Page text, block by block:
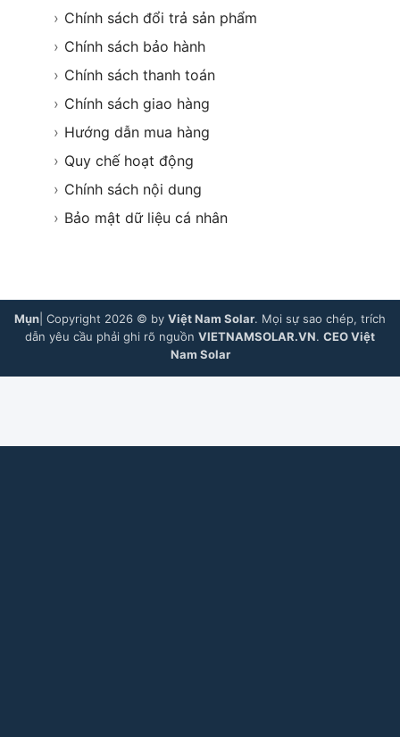
› Chính sách đổi trả sản phẩm
› Chính sách bảo hành
› Chính sách thanh toán
› Chính sách giao hàng
› Hướng dẫn mua hàng
› Quy chế hoạt động
› Chính sách nội dung
› Bảo mật dữ liệu cá nhân
Mụn | Copyright 2026 © by Việt Nam Solar. Mọi sự sao chép, trích
dẫn yêu cầu phải ghi rõ nguồn VIETNAMSOLAR.VN. CEO Việt
Nam Solar